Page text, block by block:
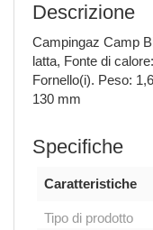
Descrizione
Campingaz Camp
latta, Fonte di
Fornello(i). Peso:
130 mm
Specifiche
Caratteristiche
Tipo di prodotto